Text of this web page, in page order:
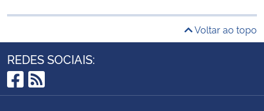
Voltar ao topo
REDES SOCIAIS:
Facebook
RSS